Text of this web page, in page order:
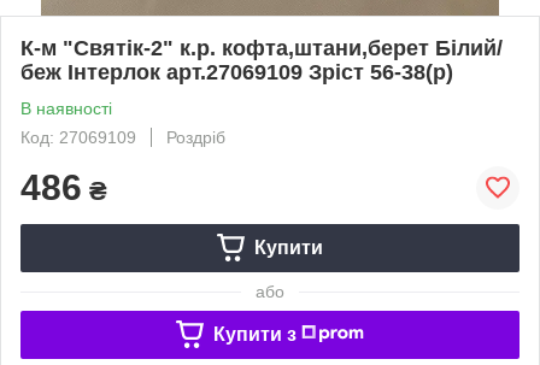
К-м "Святік-2" к.р. кофта,штани,берет Білий/
беж Інтерлок арт.27069109 Зріст 56-38(р)
В наявності
Код: 27069109
Роздріб
486 ₴
Купити
або
Купити з